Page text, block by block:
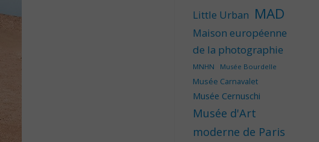
Little Urban MAD
Maison européenne
de la photographie
MNHN Musée Bourdelle
Musée Carnavalet
Musée Cernuschi
Musée d'Art
moderne de Paris